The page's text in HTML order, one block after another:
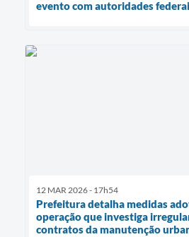
evento com autoridades
12 MAR 2026 - 17h54
Prefeitura detalha medidas
operação que investiga
contratos da manutenção